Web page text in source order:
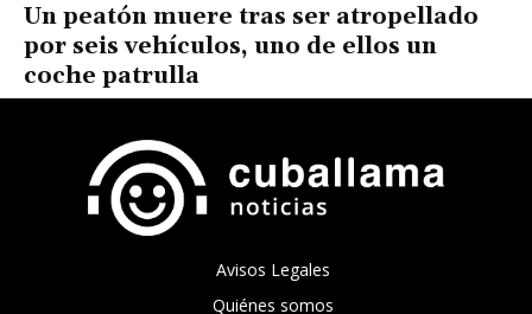
Un peatón muere tras ser atropellado
por seis vehículos, uno de ellos un
coche patrulla
Avisos Legales
Quiénes somos